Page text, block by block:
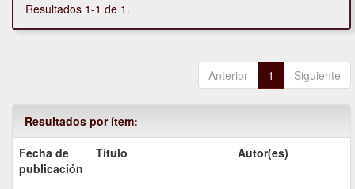
Resultados 1-1 de 1.
Anterior 1 Siguiente
Resultados por ítem:
Fecha de
publicación
Título Autor(es)